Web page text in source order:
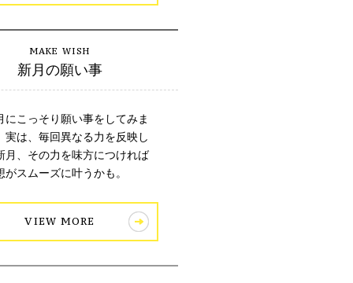
新月の願い事
にこっそり願い事をしてみま
実は、毎回異なる力を反映し
月、その力を味方につければ
がスムーズに叶うかも。
VIEW MORE